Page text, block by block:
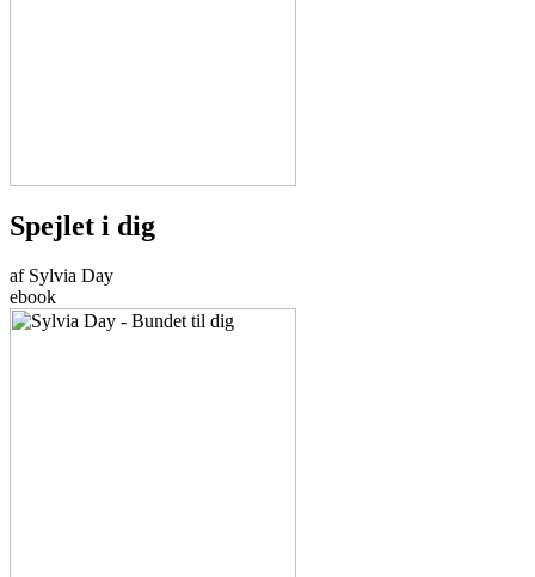
Spejlet i dig
af Sylvia Day
ebook